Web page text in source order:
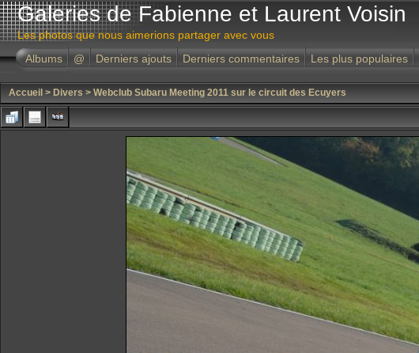
Galeries de Fabienne et Laurent Voisin
Les photos que nous aimerions partager avec vous
Albums
@ Derniers ajouts Derniers commentaires Les plus populaires
Accueil > Divers > Webclub Subaru Meeting 2011 sur le circuit des Ecuyers